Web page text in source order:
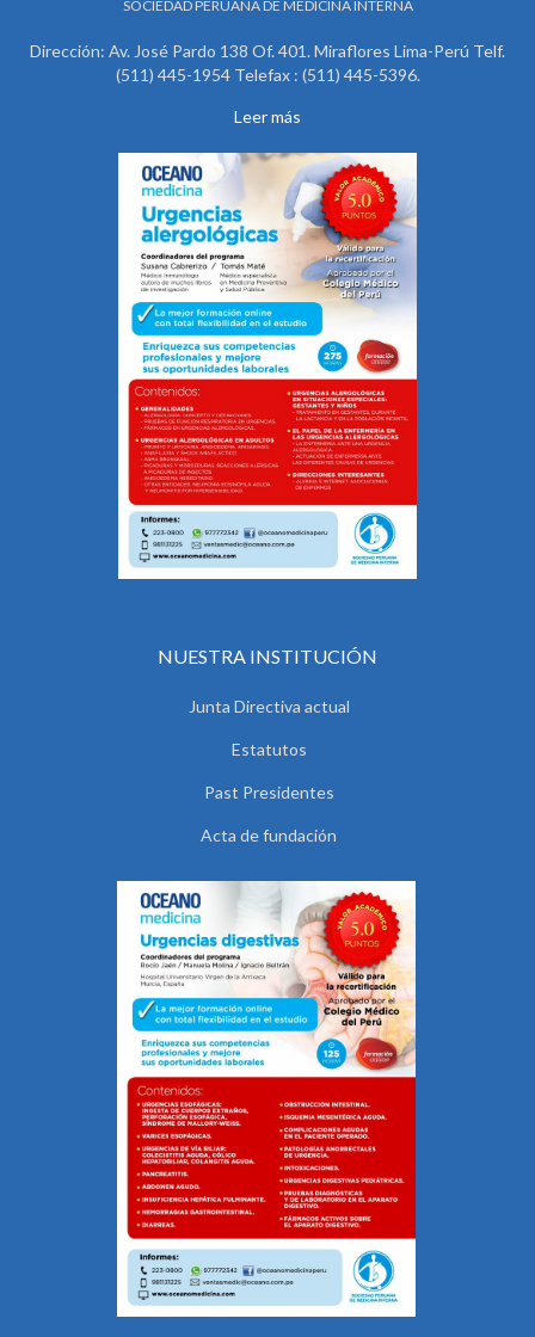
SOCIEDAD PERUANA DE MEDICINA INTERNA
Dirección: Av. José Pardo 138 Of. 401. Miraflores Lima-Perú Telf.
(511) 445-1954 Telefax : (511) 445-5396.
Leer más
NUESTRA INSTITUCIÓN
Junta Directiva actual
Estatutos
Past Presidentes
Acta de fundación